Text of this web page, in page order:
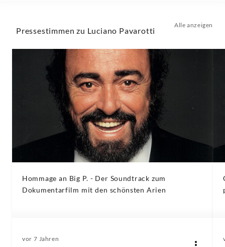
Pressestimmen zu Luciano Pavarotti
Alle anzeigen
Hommage an Big P. - Der Soundtrack zum
Dokumentarfilm mit den schönsten Arien
vor 7 Jahren